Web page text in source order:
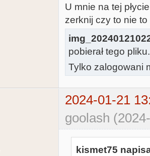
U mnie na tej
zerknij czy to nie
pobierał tego
Tylko zalogowani
2024-01-21
goolash
kismet75